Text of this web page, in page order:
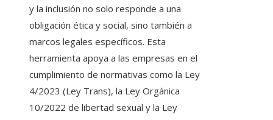
y la inclusión no solo responde a una
obligación ética y social, sino también a
marcos legales específicos. Esta
herramienta apoya a las empresas en el
cumplimiento de normativas como la Ley
4/2023 (Ley Trans), la Ley Orgánica
10/2022 de libertad sexual y la Ley